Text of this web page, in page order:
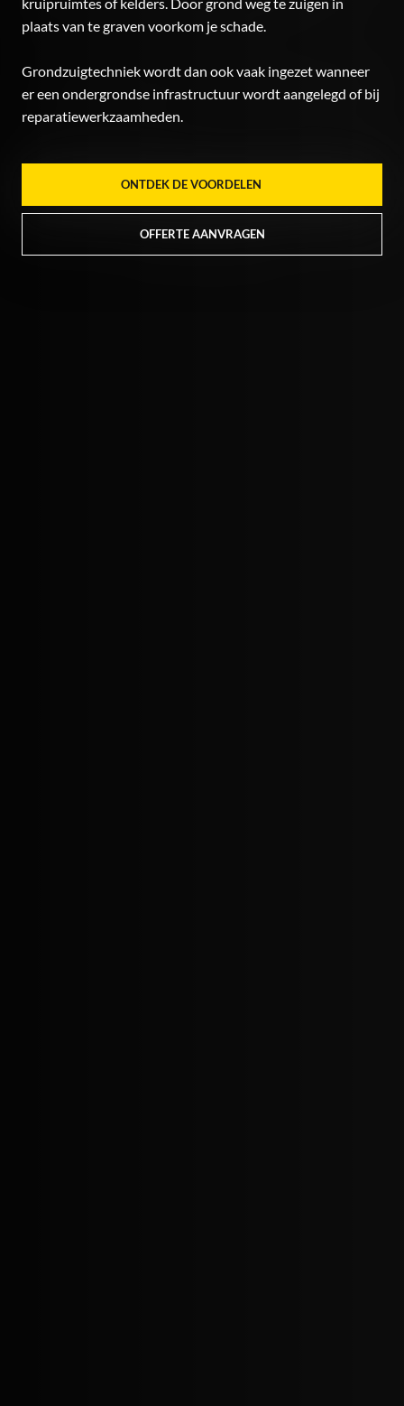
kruipruimtes of kelders. Door grond weg te zuigen in
plaats van te graven voorkom je schade.
Grondzuigtechniek wordt dan ook vaak ingezet wanneer
er een ondergrondse infrastructuur wordt aangelegd of bij
reparatiewerkzaamheden.
ONTDEK DE VOORDELEN
OFFERTE AANVRAGEN